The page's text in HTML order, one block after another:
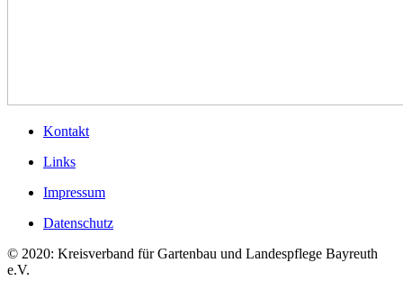
Kontakt
Links
Impressum
Datenschutz
© 2020: Kreisverband für Gartenbau und Landespflege Bayreuth
e.V.